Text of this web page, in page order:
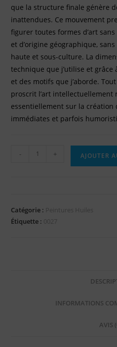
que la structure finale génère
inattendues. Ce mouvement
figurer toutes formes d’art
et d’origine géographique,
haute et sous-culture. La
technique que j’utilise et grâce
et des motifs que j’aborde.
proscrit l’art intellectuellement
essentiellement sur la création
immédiates et parfois
- + AJOUTER
Catégorie : Peintures Huiles
Étiquette : 0027
INFORMATIONS
AVIS